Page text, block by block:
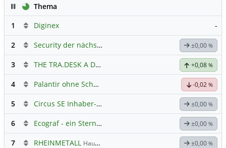
PauseThema
1
Diginex -
2 Security der nächsten Generation ±0,00 %
3 THE TRA.DESK A DL-,000001 +0,08 %
4 Palantir ohne Schnickschnack -0,02 %
5 Circus SE Inhaber-Akt ±0,00 %
6 Ecograf - ein Stern am Graphithimmel ±0,00 %
7 RHEINMETALL Hauptdiskussion ±0,00 %